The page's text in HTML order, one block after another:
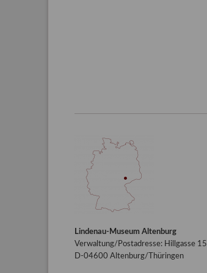
Lindenau-Museum Altenburg
Verwaltung/Postadresse: Hillgasse 15
D-04600 Altenburg/Thüringen